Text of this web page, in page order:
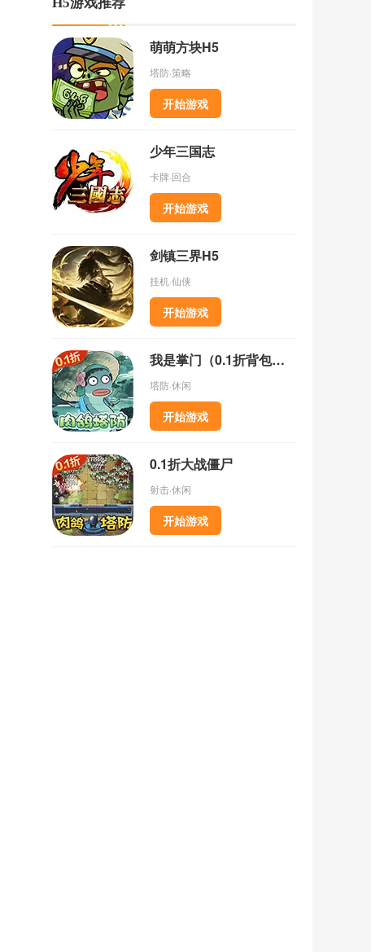
萌萌方块H5
塔防·策略
开始游戏
少年三国志
卡牌·回合
开始游戏
剑镇三界H5
挂机·仙侠
开始游戏
我是掌门（0.1折背包乱斗）
塔防·休闲
开始游戏
0.1折大战僵尸
射击·休闲
开始游戏